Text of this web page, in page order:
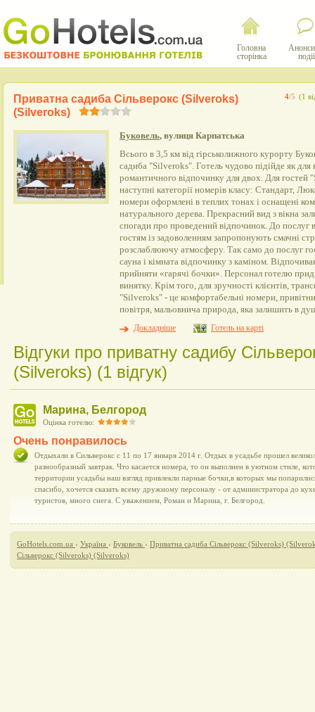
Головна
сторінка
події
4/5 (1
Приватна садиба Сільверокс (Silveroks)
(Silveroks)
Буковель, вулиця Карпатська
Всього в 3,5 км від гірськолижного курорту
садиба "Silveroks". Готель чудово підійде як для
романтичного відпочинку для двох. Для гостей
наступні категорії номерів класу: Стандарт,
номери оформлені в теплих тонах і оснащені
натурального дерева. Прекрасний вид з вікна
спогади про проведений відпочинок. До послуг
гостям із задоволенням запропонують смачні
розслаблюючу атмосферу. Так само до послуг
сауна і кімната відпочинку з каміном.
прийняти «гарячі бочки». Персонал готелю
винятку. Крім того, для зручності клієнтів,
"Silveroks" - це комфортабельні номери,
повітря, мальовнича природа, яка залишить в
Докладніше
Готель на карті
Відгуки про приватну садибу
(Silveroks) (1 відгук)
Марина, Белгород
Оцінка готелю:
Очень понравилось
Отдыхали в Сильверокс с 11 по 17 января 2014 г. Отдых в усадьбе прошел
разнообразный завтрак. Что касается номера, то он выполнен в уютном стиле,
территории усадьбы наш взгляд привлекли парные бочки,в которых мы
спасибо, хочется сказать всему дружному персоналу - от администратора до
туристов, много снега. С уважением, Роман и Марина, г. Белгород.
GoHotels.com.ua › Україна › Буковель › Приватна садиба Сільверокс (Silveroks)
Сільверокс (Silveroks) (Silveroks)